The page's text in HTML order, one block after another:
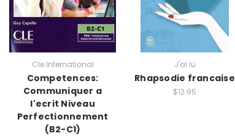
Cle International
Competences:
Communiquer a
l'ecrit Niveau
Perfectionnement
(B2-C1)
J'ai lu
Rhapsodie francaise
$12.95